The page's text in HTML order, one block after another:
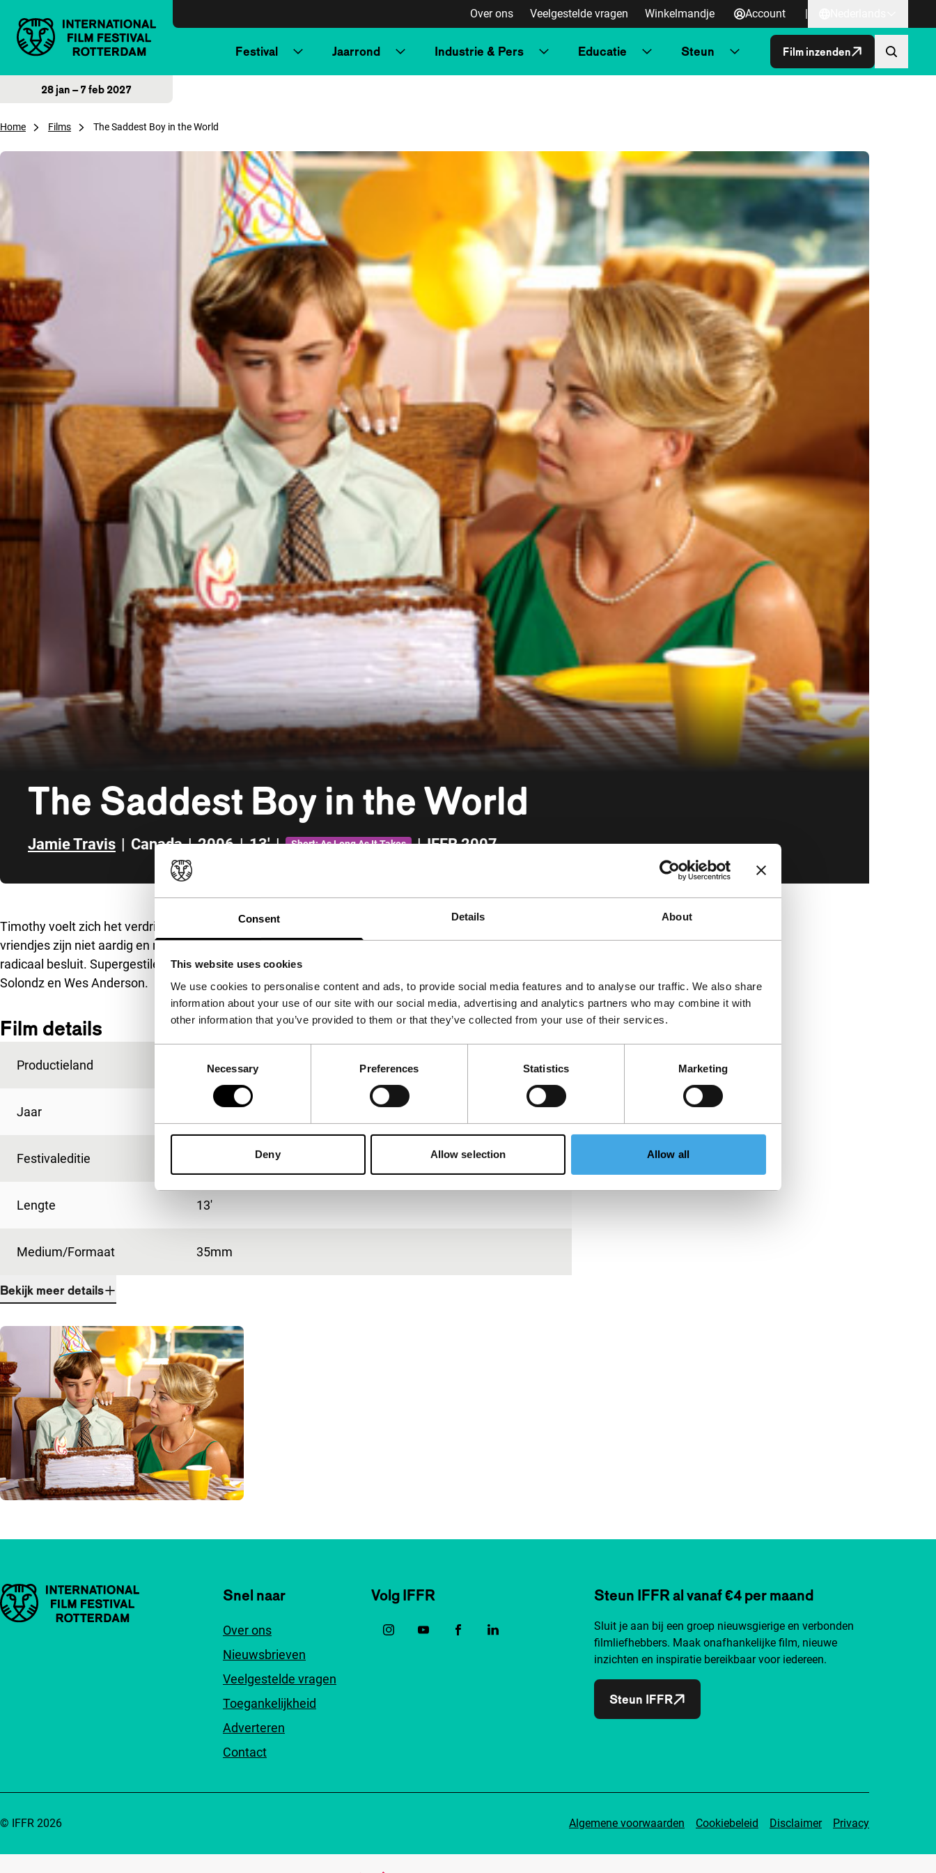
Consent Details About
This website uses cookies
We use cookies to personalise content and ads, to provide social media features and to analyse our traffic. We also share
information about your use of our site with our social media, advertising and analytics partners who may combine it with
other information that you’ve provided to them or that they’ve collected from your use of their services.
Necessary Preferences Statistics Marketing
Deny Allow selection Allow all
Over ons Veelgestelde vragen Winkelmandje Account |
Festival Jaarrond Industrie & Pers Educatie Steun Film inzenden
28 jan – 7 feb 2027
Home Films The Saddest Boy in the World
The Saddest Boy in the World
Jamie Travis Canada | 2006 | 13' | Short: As Long As It Takes | IFFR 2007
Timothy voelt zich het verdrietigste jongetje ter wereld; hij wordt altijd als laatste gekozen met gym, zijn
vriendjes zijn niet aardig en medicijnen helpen ook al niet. Op zijn negende verjaardag neemt hij een
radicaal besluit. Supergestileerde, geestige satire op het ideale familieleven in de buitenwijken à la Todd
Solondz en Wes Anderson.
Film details
Productieland Canada
Jaar 2006
Festivaleditie
Lengte 13'
Medium/Formaat 35mm
Bekijk meer details
Belangrijke links Snel naar
Over ons
Nieuwsbrieven
Veelgestelde vragen
Toegankelijkheid
Adverteren
Contact
Volg IFFR Steun IFFR al vanaf €4 per maand
Sluit je aan bij een groep nieuwsgierige en verbonden
filmliefhebbers. Maak onafhankelijke film, nieuwe
inzichten en inspiratie bereikbaar voor iedereen.
Steun IFFR
Algemene voorwaarden Cookiebeleid Disclaimer Privacy
© IFFR 2026